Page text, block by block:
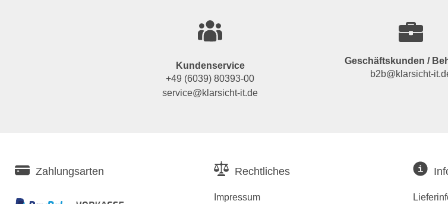
Kundenservice
+49 (6039) 80393-00
service@klarsicht-it.de
Geschäftskunden /
b2b@klarsicht-
Zahlungsarten Rechtliches
Impressum